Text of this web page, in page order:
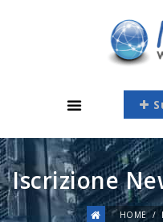
Iscrizione
HOME